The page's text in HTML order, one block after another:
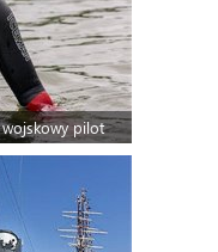
wojskowy pilot